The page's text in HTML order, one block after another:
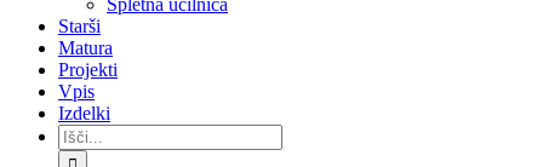
Spletna učilnica
Starši
Matura
Projekti
Vpis
Izdelki
Search
for: